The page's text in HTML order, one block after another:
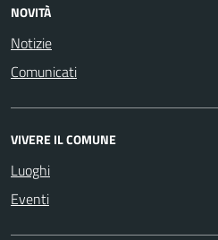
NOVITÀ
Notizie
Comunicati
VIVERE IL COMUNE
Luoghi
Eventi